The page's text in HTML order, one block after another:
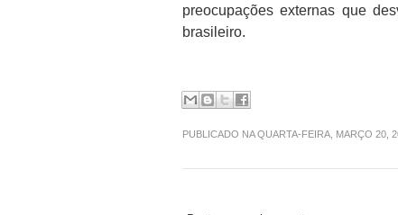
preocupações externas que
brasileiro.
PUBLICADO NA QUARTA-FEIRA, MARÇO 20,